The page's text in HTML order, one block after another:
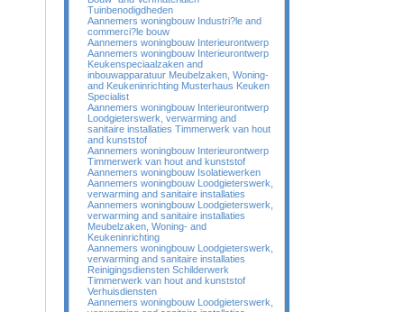
Tuinbenodigdheden
Aannemers woningbouw Industri?le and
commerci?le bouw
Aannemers woningbouw Interieurontwerp
Aannemers woningbouw Interieurontwerp
Keukenspeciaalzaken and
inbouwapparatuur Meubelzaken, Woning-
and Keukeninrichting Musterhaus Keuken
Specialist
Aannemers woningbouw Interieurontwerp
Loodgieterswerk, verwarming and
sanitaire installaties Timmerwerk van hout
and kunststof
Aannemers woningbouw Interieurontwerp
Timmerwerk van hout and kunststof
Aannemers woningbouw Isolatiewerken
Aannemers woningbouw Loodgieterswerk,
verwarming and sanitaire installaties
Aannemers woningbouw Loodgieterswerk,
verwarming and sanitaire installaties
Meubelzaken, Woning- and
Keukeninrichting
Aannemers woningbouw Loodgieterswerk,
verwarming and sanitaire installaties
Reinigingsdiensten Schilderwerk
Timmerwerk van hout and kunststof
Verhuisdiensten
Aannemers woningbouw Loodgieterswerk,